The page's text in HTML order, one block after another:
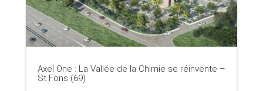
Axel One : La Vallée de la Chimie se réinvente –
St Fons (69)